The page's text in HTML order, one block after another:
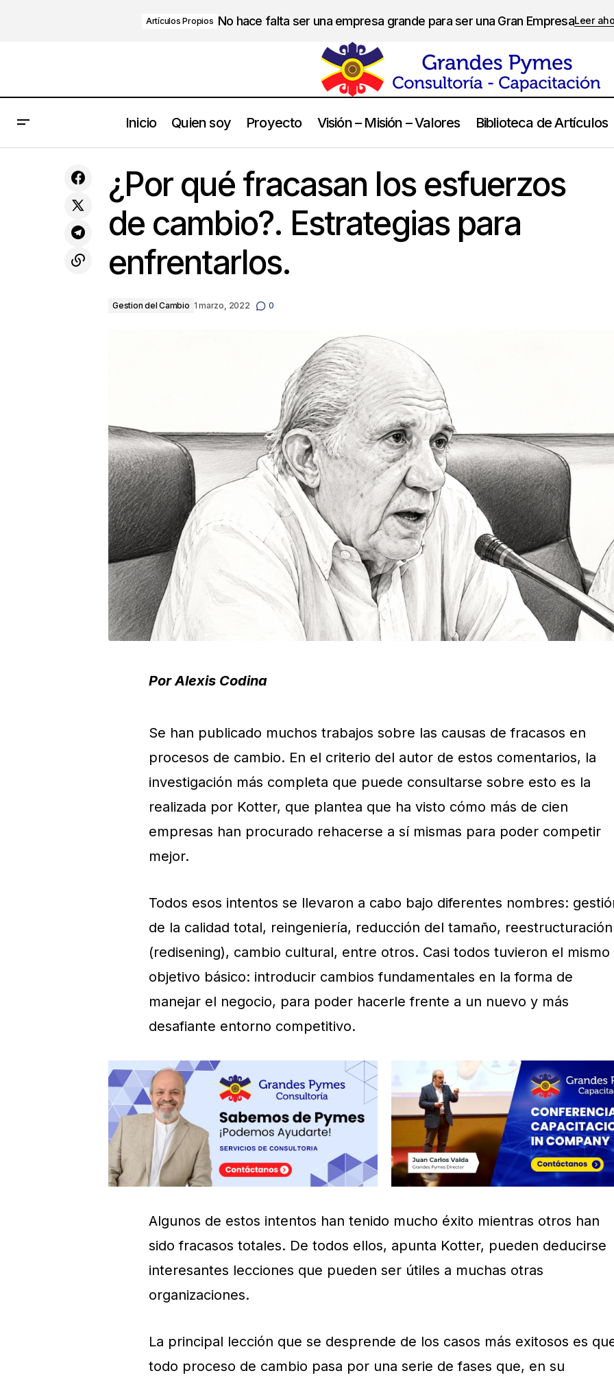
Artículos Propios No hace falta ser una empresa grande para ser una Gran EmpresaLeer
Inicio Quien soy Proyecto Visión – Misión – Valores Biblioteca de Artículos
compra un cliente
Gestion del Cambio ¿Por qué fracasan los esfuerzos de cambio?. Estrategias
¿Por qué fracasan los esfuerzos
de cambio?. Estrategias para
enfrentarlos.
Gestion del Cambio 1 marzo, 2022 0
Por Alexis Codina
Se han publicado muchos trabajos sobre las causas de fracasos en
procesos de cambio. En el criterio del autor de estos comentarios, la
investigación más completa que puede consultarse sobre esto es la
realizada por Kotter, que plantea que ha visto cómo más de cien
empresas han procurado rehacerse a sí mismas para poder competir
mejor.
Todos esos intentos se llevaron a cabo bajo diferentes nombres:
de la calidad total, reingeniería, reducción del tamaño, reestructuración
(redisening), cambio cultural, entre otros. Casi todos tuvieron el mismo
objetivo básico: introducir cambios fundamentales en la forma de
manejar el negocio, para poder hacerle frente a un nuevo y más
desafiante entorno competitivo.
Algunos de estos intentos han tenido mucho éxito mientras otros han
sido fracasos totales. De todos ellos, apunta Kotter, pueden deducirse
interesantes lecciones que pueden ser útiles a muchas otras
organizaciones.
La principal lección que se desprende de los casos más exitosos es
todo proceso de cambio pasa por una serie de fases que, en su